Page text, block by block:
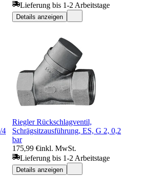
Lieferung bis 1-2 Arbeitstage
Details anzeigen
4
Riegler Rückschlagventil,
Schrägsitzausführung, ES, G 2, 0,2
bar
175,99 €inkl. MwSt.
Lieferung bis 1-2 Arbeitstage
Details anzeigen